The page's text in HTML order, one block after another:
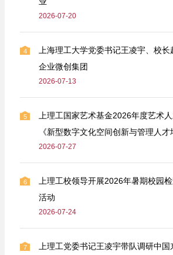
2026-07-20
4
上海理工大学党委书记王凌宇、校
企业微创集团
2026-07-13
5
上理工国家艺术基金2026年度艺术
《新型数字文化空间创新与管理人
2026-07-27
6
上理工校领导开展2026年暑期校园
活动
2026-07-24
7
上理工党委书记王凌宇带队调研中